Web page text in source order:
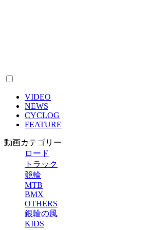
VIDEO
NEWS
CYCLOG
FEATURE
動画カテゴリー
ロード
トラック
競輪
MTB
BMX
OTHERS
銀輪の風
KIDS